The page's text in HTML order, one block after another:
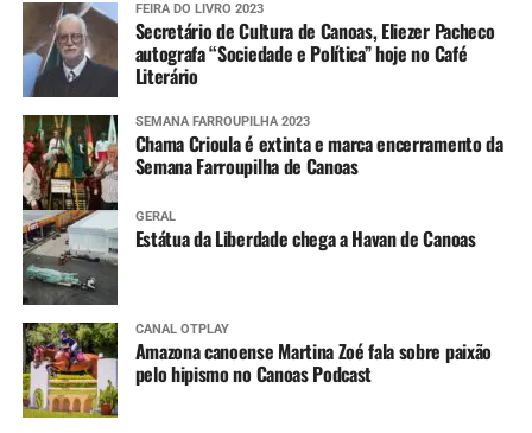
FEIRA DO LIVRO 2023
Secretário de Cultura de Canoas, Eliezer Pacheco
autografa “Sociedade e Política” hoje no Café
Literário
SEMANA FARROUPILHA 2023
Chama Crioula é extinta e marca encerramento da
Semana Farroupilha de Canoas
GERAL
Estátua da Liberdade chega a Havan de Canoas
CANAL OTPLAY
Amazona canoense Martina Zoé fala sobre paixão
pelo hipismo no Canoas Podcast